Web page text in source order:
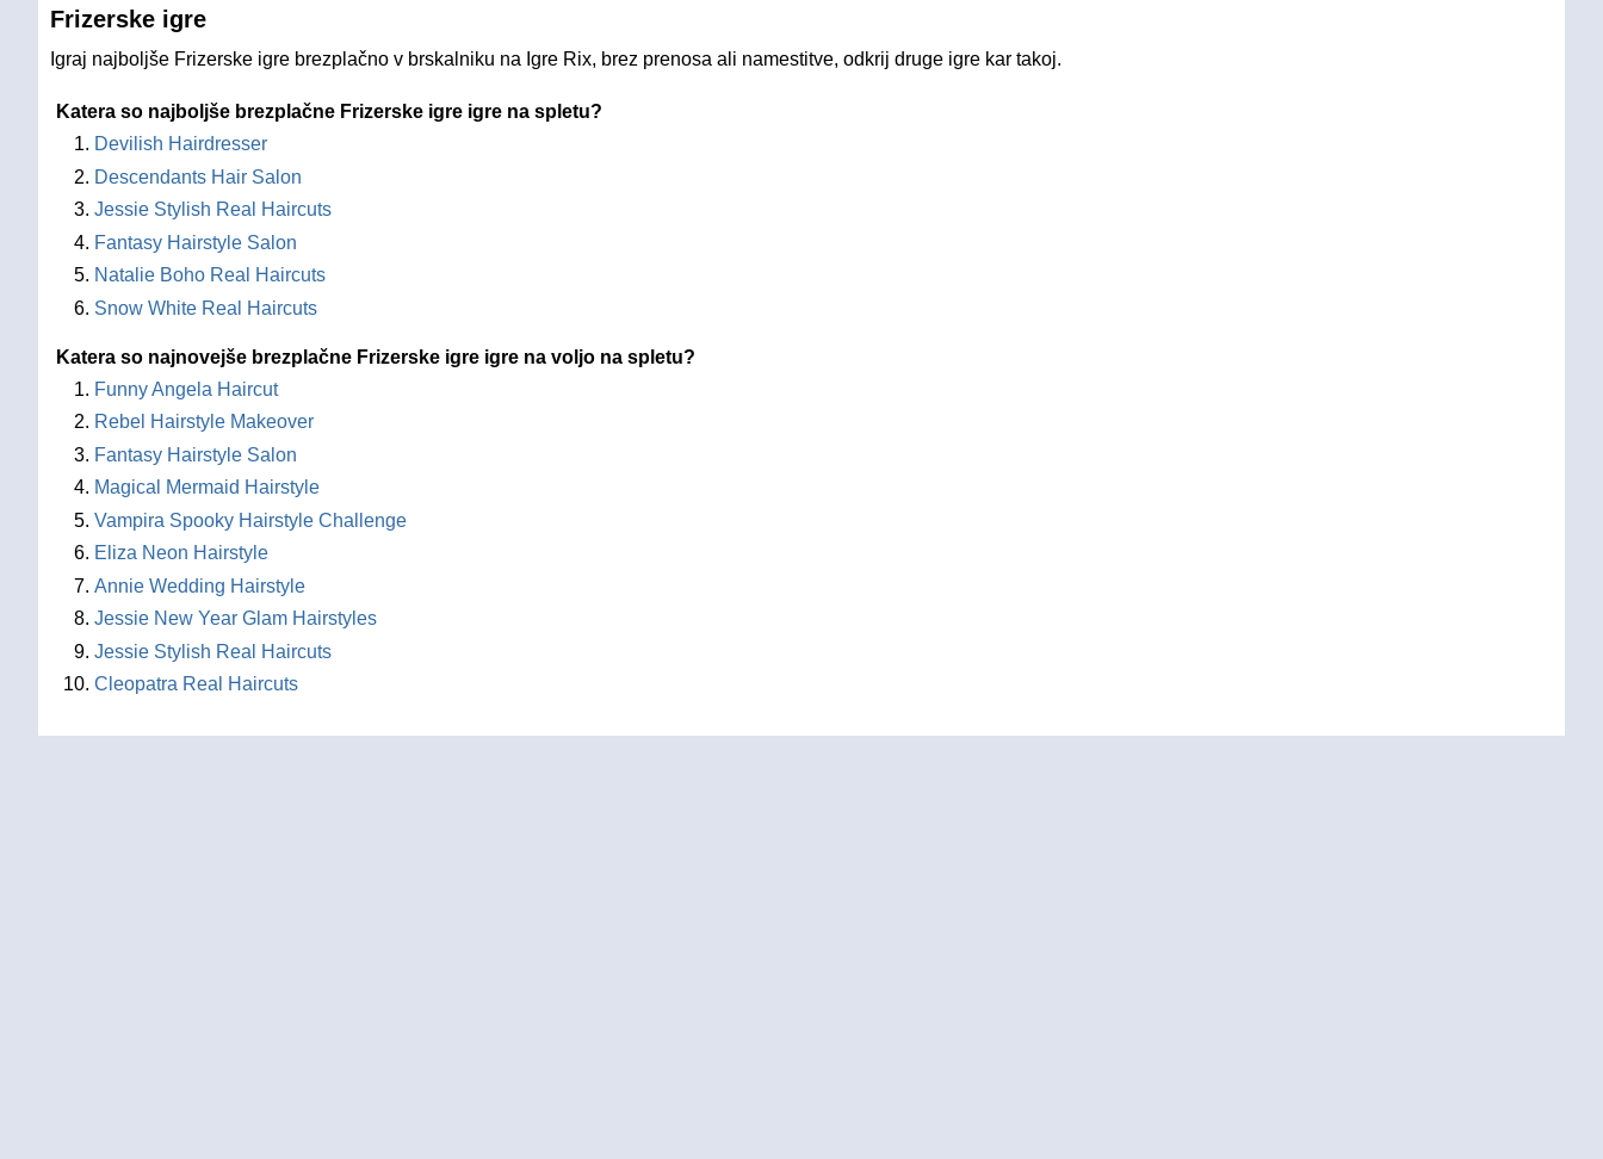
Frizerske igre
Igraj najboljše Frizerske igre brezplačno v brskalniku na Igre Rix, brez prenosa ali namestitve, odkrij druge igre kar takoj.
Katera so najboljše brezplačne Frizerske igre igre na spletu?
Devilish Hairdresser
Descendants Hair Salon
Jessie Stylish Real Haircuts
Fantasy Hairstyle Salon
Natalie Boho Real Haircuts
Snow White Real Haircuts
Katera so najnovejše brezplačne Frizerske igre igre na voljo na spletu?
Funny Angela Haircut
Rebel Hairstyle Makeover
Fantasy Hairstyle Salon
Magical Mermaid Hairstyle
Vampira Spooky Hairstyle Challenge
Eliza Neon Hairstyle
Annie Wedding Hairstyle
Jessie New Year Glam Hairstyles
Jessie Stylish Real Haircuts
Cleopatra Real Haircuts